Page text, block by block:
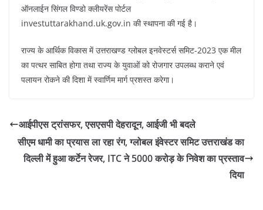
ऑनलाईन सिंगल विण्डो क्लीयरेंस पोर्टल
investuttarakhand.uk.gov.in की स्थापना की गई है।
राज्य के आर्थिक विकास में उत्तराखण्ड ग्लोबल इनवेस्टर्स समिट-2023 एक मील
का पत्थर साबित होगा तथा राज्य के युवाओं को रोजगार उपलब्ध कराने एवं
पलायन रोकने की दिशा में स्वार्णिम मार्ग प्रशस्त करेगा।
आईपीएस ट्रांसफर, एसएसपी देहरादून, आईजी भी बदले
सीएम धामी का प्रयास ला रहा रंग, ग्लोबल इंवेस्टर समिट उत्तराखंड का
दिल्ली में हुआ कर्टेन रेजर, ITC ने 5000 करोड़ के निवेश का प्रस्ताव
दिया